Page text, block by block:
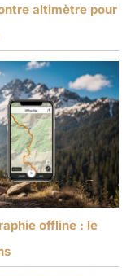
altimètre pour
offline : le